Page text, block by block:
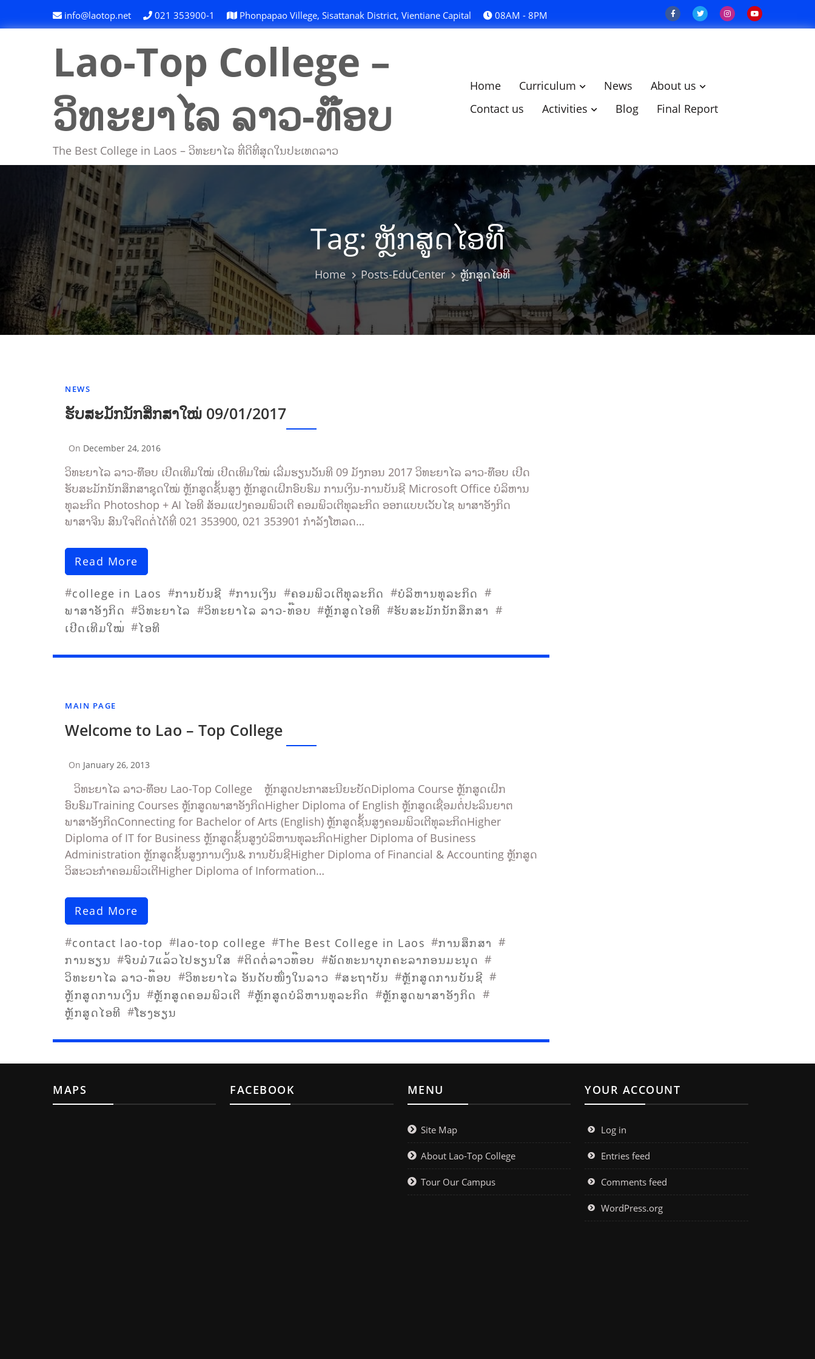
to
info@laotop.net 021 353900-1 Phonpapao Villege, Sisattanak District, Vientiane Capital 08AM - 8PM
Lao-Top College –
ວິທະຍາໄລ ລາວ-ທ໊ອບ
The Best College in Laos – ວິທະຍາໄລ ທີ່ດີທີ່ສຸດໃນປະເທດລາວ
Home Curriculum News
About us
Contact us
Activities Blog Final Report
Tag:ຫຼັກສູດໄອທີ
Home Posts-EduCenter ຫຼັກສູດໄອທີ
NEWS
ຮັບສະມັກນັກສຶກສາໃໝ່ 09/01/2017
By
Sompasong
Vongthavone
On December 24, 2016
ວິທະຍາໄລ ລາວ-ທ໊ອບ ເປີດເທີມໃໝ່ ເປີດເທີມໃໝ່ ເລີ່ມຮຽນວັນທີ 09 ມັງກອນ 2017 ວິທະຍາໄລ ລາວ-ທ໊ອບ ເປີດ
ຮັບສະມັກນັກສຶກສາຊຸດໃໝ່ ຫຼັກສູດຊັ້ນສູງ ຫຼັກສູດເຝິກອົບຮົມ ການເງິນ-ການບັນຊີ Microsoft Office ບໍລິຫານ
ທຸລະກິດ Photoshop + AI ໄອທີ ສ້ອມແປງຄອມພິວເຕີ ຄອມພິວເຕີທຸລະກິດ ອອກແບບເວັບໄຊ ພາສາອັງກິດ
ພາສາຈີນ ສົນໃຈຕິດຕໍ່ໄດ້ທີ່ 021 353900, 021 353901 ກຳລັງໂຫລດ…
Read More
#college in Laos #ການບັນຊີ #ການເງິນ #ຄອມພິວເຕີທຸລະກິດ #ບໍລິຫານທຸລະກິດ #
ພາສາອັງກິດ​ #ວິທະຍາໄລ #ວິທະຍາໄລ ລາວ-ທ໊ອບ #ຫຼັກສູດໄອທີ #ຮັບສະມັກນັກສຶກສາ #
ເປີດເທີມໃໝ່ #ໄອທີ
MAIN PAGE
Welcome to Lao – Top College
By
Sompasong
Vongthavone
On January 26, 2013
ວິທະຍາໄລ ລາວ-ທ໊ອບ Lao-Top College ຫຼັກສູດປະກາສະນີຍະບັດDiploma Course ຫຼັກສູດເຝິກ
ອົບຮົມTraining Courses ຫຼັກສູດພາສາອັງກິດHigher Diploma of English ຫຼັກສູດເຊື່ອມຕໍ່ປະລິນຍາຕ
ພາສາອັງກິດConnecting for Bachelor of Arts (English) ຫຼັກສູດຊັ້ນສູງຄອມພິວເຕີທຸລະກິດHigher
Diploma of IT for Business ຫຼັກສູດຊັ້ນສູງບໍລິຫານທຸລະກິດHigher Diploma of Business
Administration ຫຼັກສູດຊັ້ນສູງການເງິນ& ການບັນຊີHigher Diploma of Financial & Accounting ຫຼັກສູດ
ວິສະວະກຳຄອມພິວເຕີHigher Diploma of Information…
Read More
#contact lao-top #lao-top college #The Best College in Laos #ການສຶກສາ #
ການຮຽນ #ຈົບມໍ7ແລ້ວໄປຮຽນໃສ #ຕິດຕໍ່ລາວທ໊ອບ #ພັດທະນາບຸກຄະລາກອນມະນຸດ #
ວິທະຍາໄລ ລາວ-ທ໊ອບ #ວິທະຍາໄລ ອັນດັບໜຶ່ງໃນລາວ #ສະຖາບັນ #ຫຼັກສູດການບັນຊີ #
ຫຼັກສູດການເງິນ #ຫຼັກສູດຄອມພິວເຕີ #ຫຼັກສູດບໍລິຫານທຸລະກິດ #ຫຼັກສູດພາສາອັງກິດ #
ຫຼັກສູດໄອທີ #ໂຮງຮຽນ
MAPS FACEBOOK MENU
Site Map
About Lao-Top College
Tour Our Campus
YOUR ACCOUNT
Log in
Entries feed
Comments feed
WordPress.org